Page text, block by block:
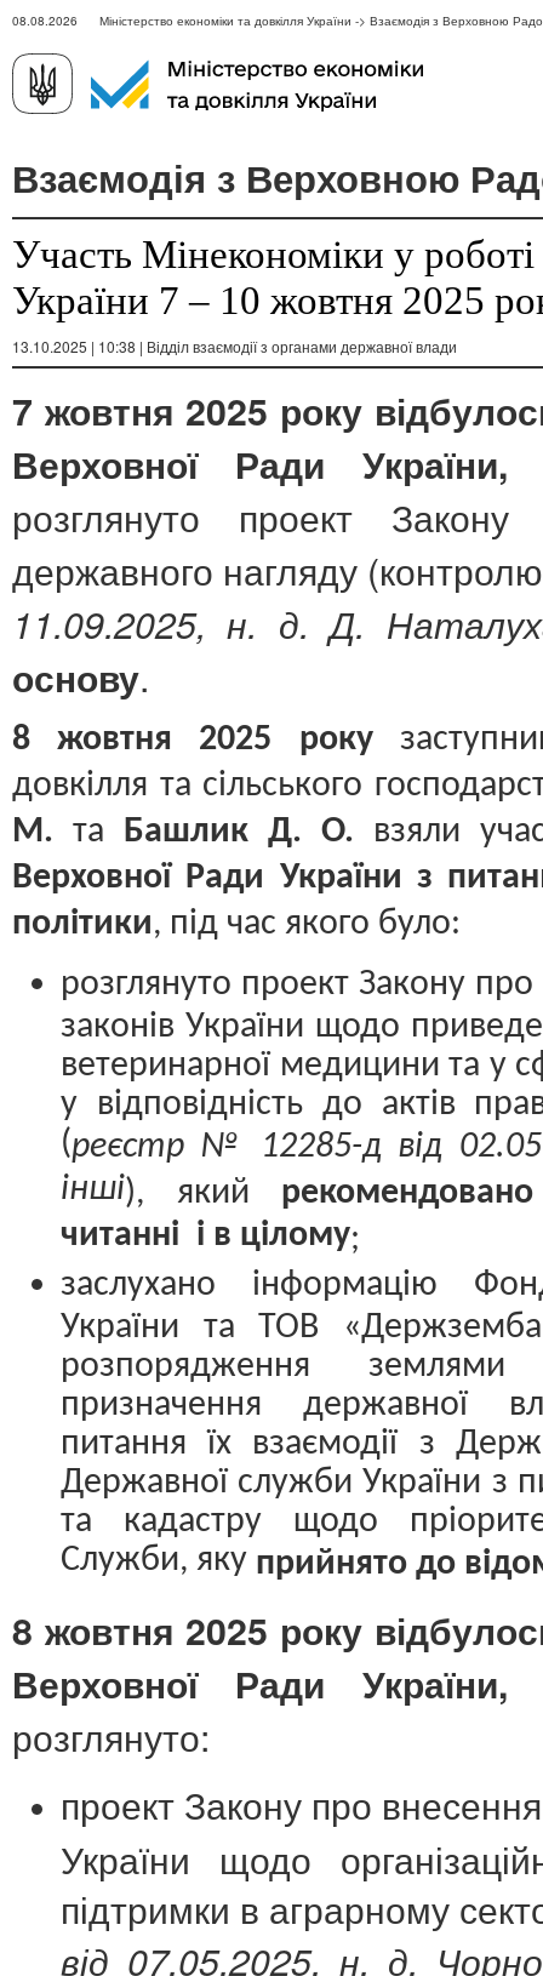
08.08.2026 Міністерство економіки та довкілля України -> Взаємодія з Верховною
Взаємодія з Верховною
Участь Мінекономіки у
України 7 – 10 жовтня 2025
13.10.2025 | 10:38 | Відділ взаємодії з органами державної влади
7 жовтня 2025 року
Верховної Ради України,
розглянуто проект
державного нагляду
11.09.2025, н. д. Д.
основу.
8 жовтня 2025 року
довкілля та сільського
М. та Башлик Д. О. взяли
Верховної Ради України з
політики, під час якого було:
розглянуто проект Закону
законів України щодо
ветеринарної медицини та у
у відповідність до актів
(реєстр № 12285-д від
інші), який
читанні і в цілому;
заслухано інформацію
України та ТОВ
розпорядження землями
призначення державної
питання їх взаємодії з
Державної служби України з
та кадастру щодо
Служби, яку прийнято до
8 жовтня 2025 року
Верховної Ради України,
розглянуто:
проект Закону про
України щодо
підтримки в аграрному
від 07.05.2025, н. д.